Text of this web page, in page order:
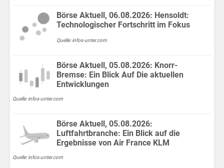
Börse Aktuell, 06.08.2026: Hensoldt:
Technologischer Fortschritt im Fokus
Quelle: infos-unter.com
Börse Aktuell, 05.08.2026: Knorr-
Bremse: Ein Blick Auf Die aktuellen
Entwicklungen
Quelle: infos-unter.com
Börse Aktuell, 05.08.2026:
Luftfahrtbranche: Ein Blick auf die
Ergebnisse von Air France KLM
Quelle: infos-unter.com